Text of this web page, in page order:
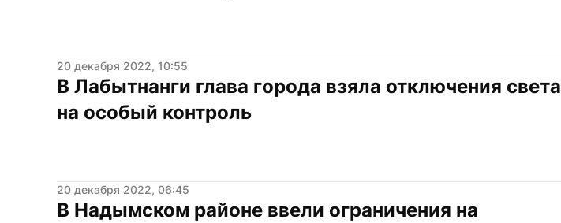
20 декабря 2022, 10:55
В Лабытнанги глава города взяла отключения света
на особый контроль
20 декабря 2022, 06:45
В Надымском районе ввели ограничения на